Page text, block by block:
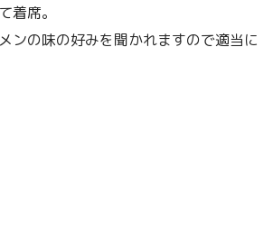
着席。
ンの味の好みを聞かれますので適当に